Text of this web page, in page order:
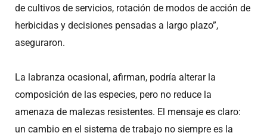
de cultivos de servicios, rotación de modos de acción de
herbicidas y decisiones pensadas a largo plazo”,
aseguraron.
La labranza ocasional, afirman, podría alterar la
composición de las especies, pero no reduce la
amenaza de malezas resistentes. El mensaje es claro:
un cambio en el sistema de trabajo no siempre es la